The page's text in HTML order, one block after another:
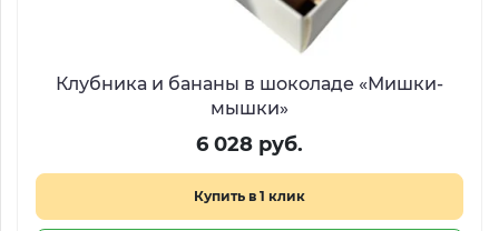
Клубника и бананы в шоколаде «Мишки-
мышки»
6 028 руб.
Купить в 1 клик